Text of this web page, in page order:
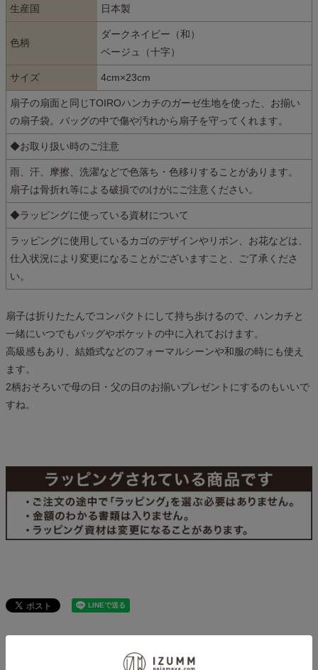
生産国 日本製
色柄
ダークネイビー（和）
ベージュ（十字）
サイズ 4cm×23cm
扇子の扇面と同じTOIROハンカチのガーゼ生地を使った、お揃い
の扇子袋。バッグの中で傷や汚れから扇子を守ってくれます。
◆お取り扱い時のご注意
雨、汗、摩擦、洗濯などで色落ち・色移りすることがあります。
扇子は骨折れ等による破損でのけがにご注意ください。
◆ラッピングに使っている資材について
ラッピングに使用しているカゴのデザインやリボン、お花などは、
仕入状況により変更になることがございますこと、ご了承くださ
い。
扇子は折りたたんでコンパクトにして持ち歩けるので、ハンカチと
一緒にいつでもバッグやポケットの中に入れておけます。
高級感もあり、結婚式などのフォーマルシーンや和服の時にも使え
ます。
2柄おそろいで母の日・父の日のお揃いプレゼントにするのもいいで
すね。
この商品を見た人は、こちらの商品もチェックしてい